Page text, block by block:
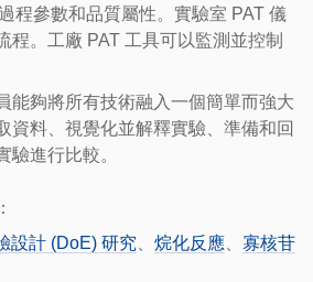
程參數和品質屬性。實驗室 PAT 儀
程。工廠 PAT 工具可以監測並控制
能夠將所有技術融入一個簡單而強大
資料、視覺化並解釋實驗、準備和回
驗進行比較。
設計 (DoE) 研究 烷化反應
寡核苷